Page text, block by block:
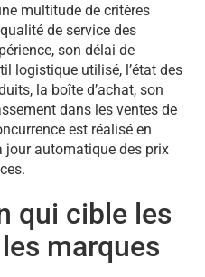
multitude de critères
de service des
son délai de
logistique utilisé, l’état des
la boîte d’achat, son
dans les ventes de
est réalisé en
jour automatique des prix
qui cible les
marques